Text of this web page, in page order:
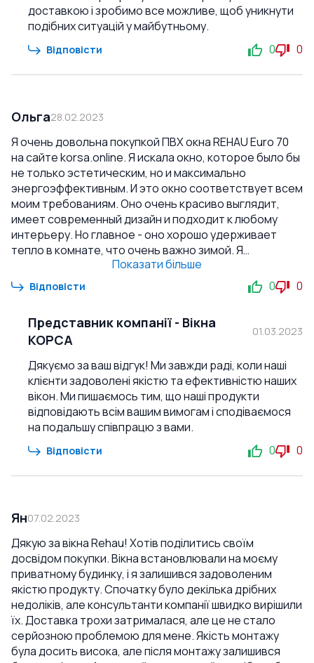
доставкою і зробимо все можливе, щоб уникнути
подібних ситуацій у майбутньому.
Відповісти 0 0
Ольга28.02.2023
Я очень довольна покупкой ПВХ окна REHAU Euro 70
на сайте korsa.online. Я искала окно, которое было бы
не только эстетическим, но и максимально
энергоэффективным. И это окно соответствует всем
моим требованиям. Оно очень красиво выглядит,
имеет современный дизайн и подходит к любому
интерьеру. Но главное - оно хорошо удерживает
тепло в комнате, что очень важно зимой. Я
почувствовала разницу в отоплении сразу после
установки окна. Также хочу отметить качество
выполнения. Окно очень прочное и надежное, а
рекомендую это окно всем, кто ищет качественный и
энергоэффективный вариант для своего дома.
Спасибо korsa.online за качественный товар и
отличный сервис!
Показати більше
Відповісти 0 0
Представник компанії - Вікна
КОРСА
01.03.2023
Дякуємо за ваш відгук! Ми завжди раді, коли наші
клієнти задоволені якістю та ефективністю наших
вікон. Ми пишаємось тим, що наші продукти
відповідають всім вашим вимогам і сподіваємося
на подальшу співпрацю з вами.
Відповісти 0 0
Ян07.02.2023
Дякую за вікна Rehau! Хотів поділитись своїм
досвідом покупки. Вікна встановлювали на моєму
приватному будинку, і я залишився задоволеним
якістю продукту. Спочатку було декілька дрібних
недоліків, але консультанти компанії швидко вирішили
їх. Доставка трохи затрималася, але це не стало
серйозною проблемою для мене. Якість монтажу
була досить висока, але після монтажу залишився